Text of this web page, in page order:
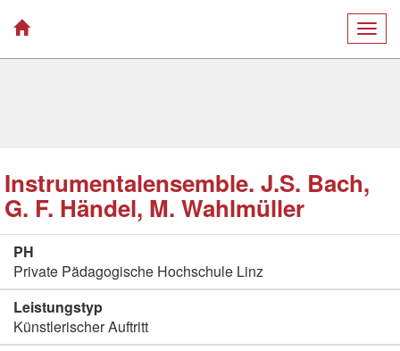
Instrumentalensemble. J.S. Bach,
G. F. Händel, M. Wahlmüller
PH
Private Pädagogische Hochschule Linz
Leistungstyp
Künstlerischer Auftritt